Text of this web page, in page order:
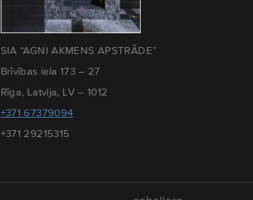
SIA “AGNI AKMENS APSTRĀDE”
Brīvības iela 173 – 27
Rīga, Latvija, LV – 1012
+371 67379094
+371 29215315